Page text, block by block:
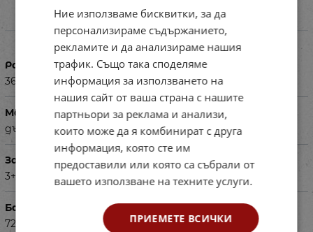
Характеристики
Размери на опаковката в см
36 х 6 х 19
Материал
дърво
За деца на възраст
3+
Баркод (ISBN, UPC, др.)
721151
Ние използваме бисквитки, за да
персонализираме съдържанието,
рекламите и да анализираме нашия
трафик. Също така споделяме
информация за използването на
нашия сайт от ваша страна с нашите
партньори за реклама и анализи,
които може да я комбинират с друга
информация, която сте им
предоставили или която са събрали от
вашето използване на техните услуги.
ПРИЕМЕТЕ ВСИЧКИ